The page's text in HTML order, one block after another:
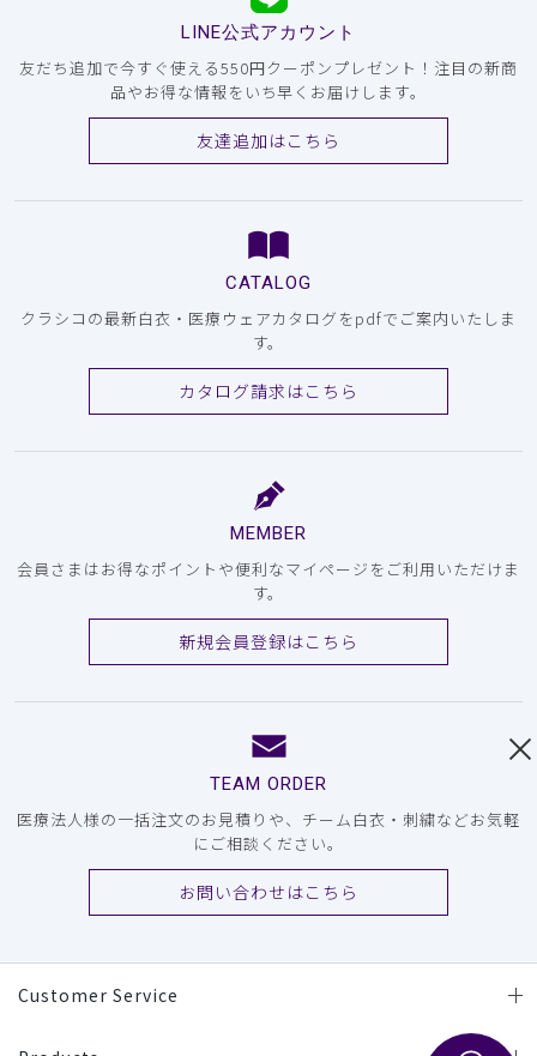
LINE公式アカウント
友だち追加で今すぐ使える550円クーポンプレゼント！注目の新商
品やお得な情報をいち早くお届けします。
友達追加はこちら
CATALOG
クラシコの最新白衣・医療ウェアカタログをpdfでご案内いたしま
す。
カタログ請求はこちら
MEMBER
会員さまはお得なポイントや便利なマイページをご利用いただけま
す。
新規会員登録はこちら
TEAM ORDER
医療法人様の一括注文のお見積りや、チーム白衣・刺繍などお気軽
にご相談ください。
お問い合わせはこちら
Customer Service